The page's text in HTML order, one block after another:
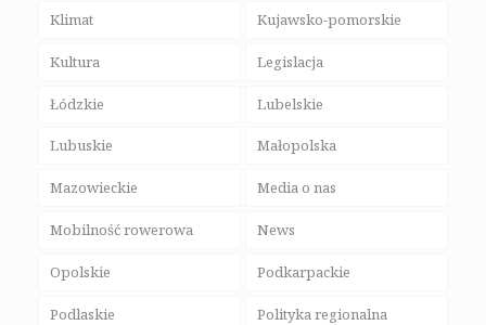
Klimat Kujawsko-pomorskie
Kultura Legislacja
Łódzkie Lubelskie
Lubuskie Małopolska
Mazowieckie Media o nas
Mobilność rowerowa News
Opolskie Podkarpackie
Podlaskie Polityka regionalna